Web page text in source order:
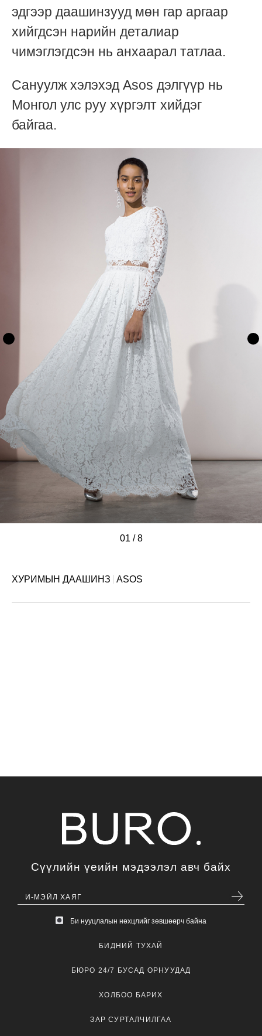
эдгээр даашинзууд мөн гар аргаар
хийгдсэн нарийн деталиар
чимэглэгдсэн нь анхаарал татлаа.
Сануулж хэлэхэд Asos дэлгүүр нь
Монгол улс руу хүргэлт хийдэг
байгаа.
01 / 8
///////
ХУРИМЫН ДААШИНЗ ASOS
Сүүлийн үеийн мэдээлэл авч байх
Би нууцлалын нөхцлийг зөвшөөрч байна
БИДНИЙ ТУХАЙ
БЮРО 24/7 БУСАД ОРНУУДАД
ХОЛБОО БАРИХ
ЗАР СУРТАЛЧИЛГАА